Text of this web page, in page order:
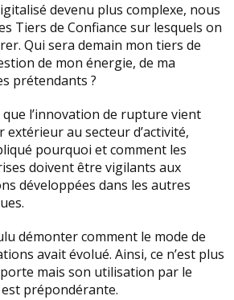
devenu plus complexe, nous
Tiers de Confiance sur lesquels on
Qui sera demain mon tiers de
de mon énergie, de ma
prétendants ?
l’innovation de rupture vient
extérieur au secteur d’activité,
pourquoi et comment les
doivent être vigilants aux
développées dans les autres
démonter comment le mode de
avait évolué. Ainsi, ce n’est plus
mais son utilisation par le
prépondérante.